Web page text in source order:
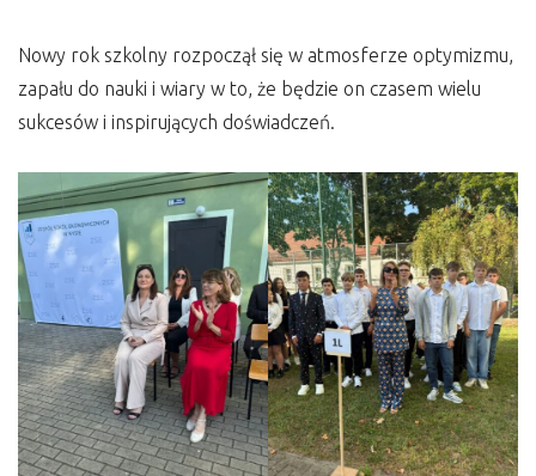
Nowy rok szkolny rozpoczął się w atmosferze optymizmu,
zapału do nauki i wiary w to, że będzie on czasem wielu
sukcesów i inspirujących doświadczeń.